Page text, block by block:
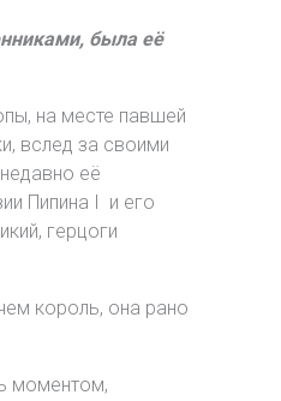
была её
на месте павшей
вслед за своими
её
Пипина I и его
герцоги
король, она рано
моментом,